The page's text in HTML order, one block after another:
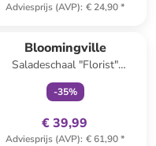
Adviesprijs (AVP): € 24,90*
Bloomingville
Saladeschaal "Florist"
meerkleurig - Ø 26,5 cm
-35%
€ 39,99
Adviesprijs (AVP): € 61,90*